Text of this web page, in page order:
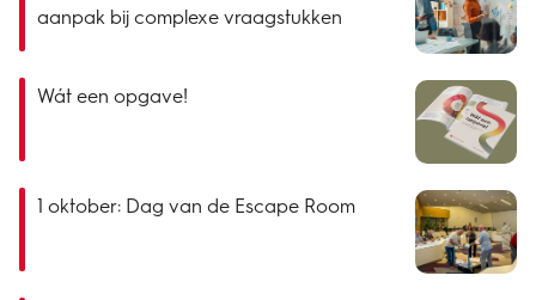
aanpak bij complexe vraagstukken
Wát een opgave!
1 oktober: Dag van de Escape Room